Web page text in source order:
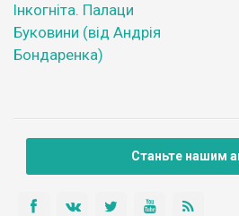
Інкогніта. Палаци
Буковини (від Андрія
Бондаренка)
Станьте нашим